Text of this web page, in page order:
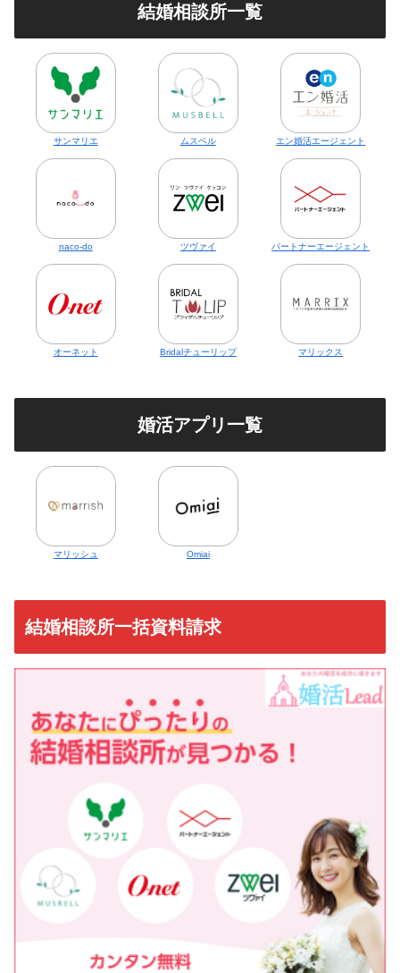
結婚相談所一覧
サンマリエ ムスベル エン婚活エージェント
naco-do ツヴァイ パートナーエージェント
オーネット Bridalチューリップ マリックス
婚活アプリ一覧
マリッシュ Omiai
結婚相談所一括資料請求